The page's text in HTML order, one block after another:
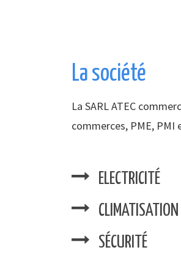
La société
La SARL ATEC
commerces, PME, PMI
ELECTRICITÉ
CLIMATISATION
SÉCURITÉ